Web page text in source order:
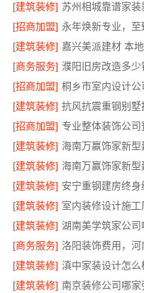
[建筑装修]
[招商加盟] 永年焕新专业，
[建筑装修] 嘉兴美派建材 本
[商务服务] 濮阳旧房改造多
[招商加盟]
[建筑装修]
[招商加盟] 专业整体装饰公
[建筑装修]
[建筑装修]
[建筑装修] 安宁重钢建房终
[建筑装修] 室内装修设计施
[建筑装修] 湖南美学筑家公
[商务服务]
[建筑装修] 滇中家装设计怎
[建筑装修] 南京装修公司哪